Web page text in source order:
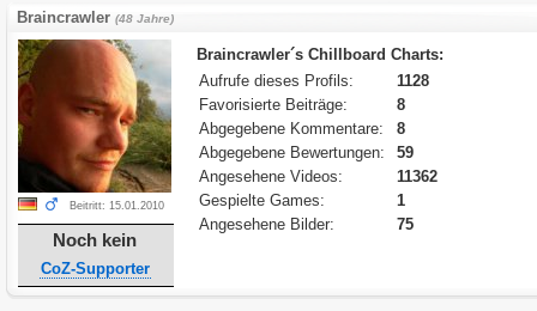
Braincrawler(48 Jahre)
Beitritt: 15.01.2010
Noch kein
CoZ-Supporter
Braincrawler´s Chillboard Charts:
Aufrufe dieses Profils:
1128
Favorisierte Beiträge:
8
Abgegebene Kommentare:
8
Abgegebene Bewertungen:
59
Angesehene Videos:
11362
Gespielte Games:
1
Angesehene Bilder:
75